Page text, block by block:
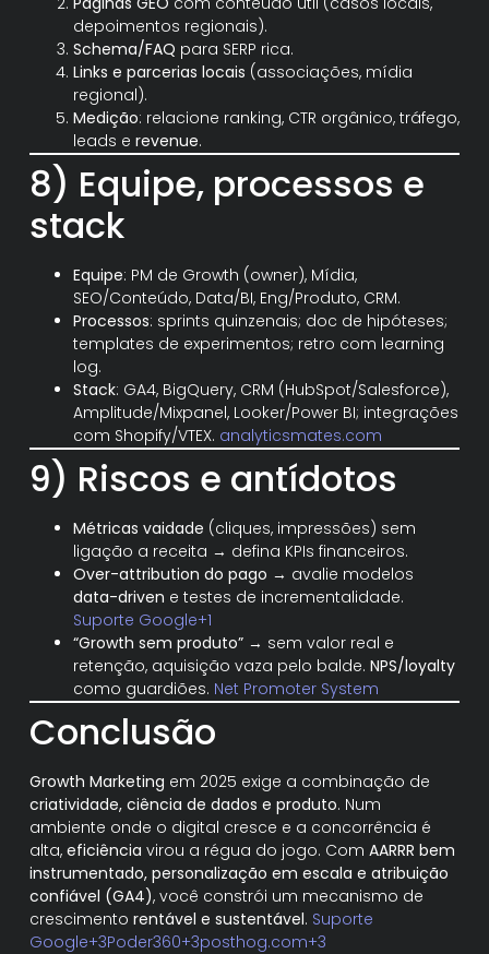
depoimentos regionais).
Schema/FAQ para SERP rica.
Links e parcerias locais (associações, mídia
regional).
Medição: relacione ranking, CTR orgânico, tráfego,
leads e revenue.
8) Equipe, processos e
stack
Equipe: PM de Growth (owner), Mídia,
SEO/Conteúdo, Data/BI, Eng/Produto, CRM.
Processos: sprints quinzenais; doc de hipóteses;
templates de experimentos; retro com learning
log.
Stack: GA4, BigQuery, CRM (HubSpot/Salesforce),
Amplitude/Mixpanel, Looker/Power BI; integrações
com Shopify/VTEX. analyticsmates.com
9) Riscos e antídotos
Métricas vaidade (cliques, impressões) sem
ligação a receita → defina KPIs financeiros.
Over-attribution do pago → avalie modelos
data-driven e testes de incrementalidade.
Suporte Google+1
“Growth sem produto”→ sem valor real e
retenção, aquisição vaza pelo balde. NPS/loyalty
como guardiões. Net Promoter System
Conclusão
Growth Marketing em 2025 exige a combinação de
criatividade, ciência de dados e produto. Num
ambiente onde o digital cresce e a concorrência é
alta, eficiência virou a régua do jogo. Com AARRR bem
instrumentado, personalização em escala e atribuição
confiável (GA4), você constrói um mecanismo de
crescimento rentável e sustentável. Suporte
Google+3Poder360+3posthog.com+3